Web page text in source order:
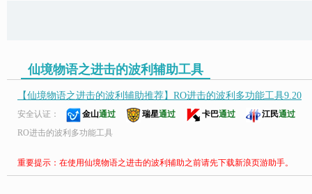
仙境物语之进击的波利辅助工具
【仙境物语之进击的波利辅助推荐】RO进击的波利多功能工具9.20
安全认证： 金山通过 瑞星通过 卡巴通过 江民通过
RO进击的波利多功能工具
重要提示：在使用仙境物语之进击的波利辅助之前请先下载新浪页游助手。